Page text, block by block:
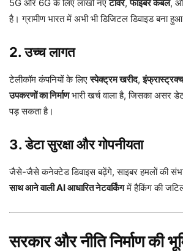
5G और 6G के लिए लाखों नएटावर,फाइबर केबल,
है। ग्रामीण भारत में अभी भी डिजिटल डिवाइड बना
2. उच्च लागत
टेलीकॉम कंपनियों के लिएस्पेक्ट्रम खरीद,
उपकरणों का निर्माणभारी खर्च वाला है, जिसका असर
पड़ सकता है।
3. डेटा सुरक्षा और गोपनीयता
जैसे-जैसे कनेक्टेड डिवाइस बढ़ेंगे, साइबर हमलों की
साथ आने वाली AI आधारित नेटवर्किंगमें हैकिंग की
सरकार और नीति निर्माण की